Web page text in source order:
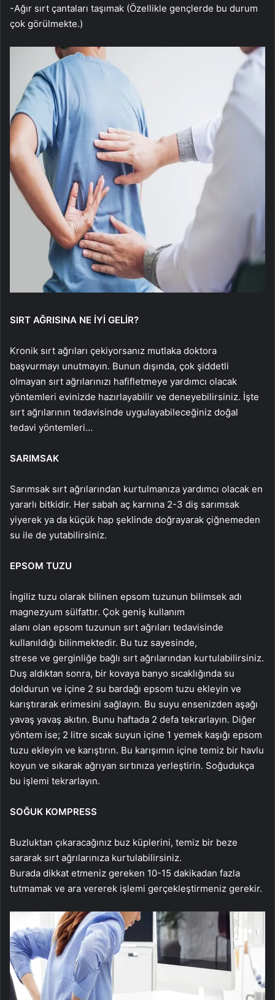
-Ağır sırt çantaları taşımak (Özellikle gençlerde bu durum
çok görülmekte.)
SIRT AĞRISINA NE İYİ GELİR?
Kronik sırt ağrıları çekiyorsanız mutlaka doktora
başvurmayı unutmayın. Bunun dışında, çok şiddetli
olmayan sırt ağrılarınızı hafifletmeye yardımcı olacak
yöntemleri evinizde hazırlayabilir ve deneyebilirsiniz. İşte
sırt ağrılarının tedavisinde uygulayabileceğiniz doğal
tedavi yöntemleri…
SARIMSAK
Sarımsak sırt ağrılarından kurtulmanıza yardımcı olacak en
yararlı bitkidir. Her sabah aç karnına 2-3 diş sarımsak
yiyerek ya da küçük hap şeklinde doğrayarak çiğnemeden
su ile de yutabilirsiniz.
EPSOM TUZU
İngiliz tuzu olarak bilinen epsom tuzunun bilimsek adı
magnezyum sülfattır. Çok geniş kullanım
alanı olan epsom tuzunun sırt ağrıları tedavisinde
kullanıldığı bilinmektedir. Bu tuz sayesinde,
strese ve gerginliğe bağlı sırt ağrılarından kurtulabilirsiniz.
Duş aldıktan sonra, bir kovaya banyo sıcaklığında su
doldurun ve içine 2 su bardağı epsom tuzu ekleyin ve
karıştırarak erimesini sağlayın. Bu suyu ensenizden aşağı
yavaş yavaş akıtın. Bunu haftada 2 defa tekrarlayın. Diğer
yöntem ise; 2 litre sıcak suyun içine 1 yemek kaşığı epsom
tuzu ekleyin ve karıştırın. Bu karışımın içine temiz bir havlu
koyun ve sıkarak ağrıyan sırtınıza yerleştirin. Soğudukça
bu işlemi tekrarlayın.
SOĞUK KOMPRESS
Buzluktan çıkaracağınız buz küplerini, temiz bir beze
sararak sırt ağrılarınıza kurtulabilirsiniz.
Burada dikkat etmeniz gereken 10-15 dakikadan fazla
tutmamak ve ara vererek işlemi gerçekleştirmeniz gerekir.